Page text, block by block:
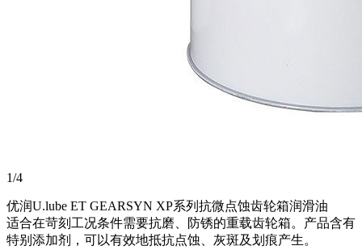
1/4
优润U.lube ET GEARSYN XP系列抗微点蚀齿轮箱润滑油
适合在苛刻工况条件需要抗磨、防锈的重载齿轮箱。产品含有
特别添加剂，可以有效地抵抗点蚀、灰斑及划痕产生。